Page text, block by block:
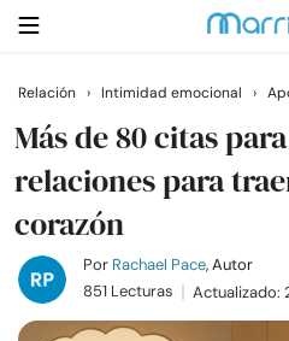
Buscar
Casarse
Relaciones
Relación › Intimidad emocional ›
Más de 80 citas
relaciones para
corazón
Por Rachael Pace, Autor
851 Lecturas
Actualizado: